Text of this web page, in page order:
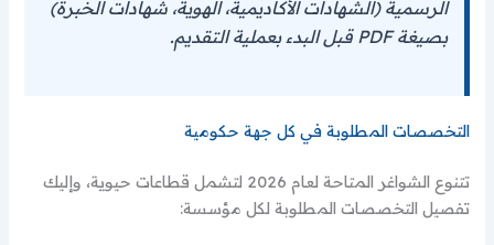
الرسمية (الشهادات الأكاديمية، الهوية، شهادات الخبرة)
بصيغة PDF قبل البدء بعملية التقديم.
التخصصات المطلوبة في كل جهة حكومية
تتنوع الشواغر المتاحة لعام 2026 لتشمل قطاعات حيوية، وإليك
تفصيل التخصصات المطلوبة لكل مؤسسة: